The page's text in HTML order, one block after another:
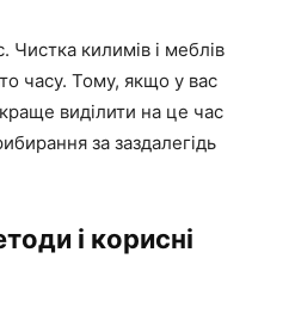
килимів і меблів
часу. Тому, якщо у вас
виділити на це час
за заздалегідь
і корисні